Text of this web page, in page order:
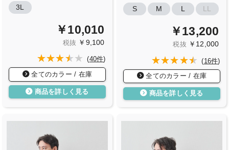
3L
￥10,010
税抜 ￥9,100
(40件)
全てのカラー / 在庫
商品を詳しく見る
S M L LL
￥13,200
税抜 ￥12,000
(16件)
全てのカラー / 在庫
商品を詳しく見る